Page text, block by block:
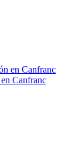
Canfranc